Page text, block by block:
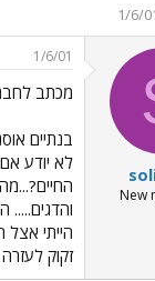
ב
1/6/
New
1/6/01
מכתב
בנתיים
לא יודע
והדגים.....
הייתי
זקוק